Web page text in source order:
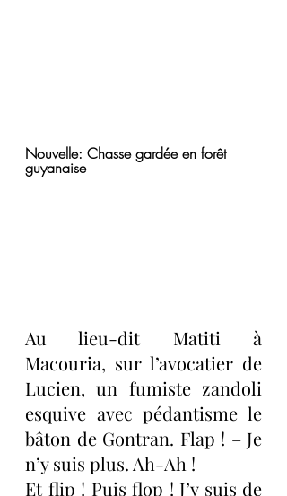
Nouvelle: Chasse gardée en forêt
guyanaise
Au lieu-dit Matiti à
Macouria, sur l’avocatier de
Lucien, un fumiste zandoli
esquive avec pédantisme le
bâton de Gontran. Flap ! – Je
n’y suis plus. Ah-Ah !
Et flip ! Puis flop ! J’y suis de